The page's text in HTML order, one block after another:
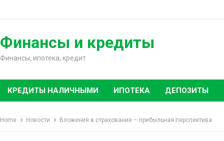
Финансы и кредиты
Финансы, ипотека, кредит
КРЕДИТЫ НАЛИЧНЫМИ ИПОТЕКА ДЕПОЗИТЫ
Home Новости Вложения в страхование – прибыльная перспектива